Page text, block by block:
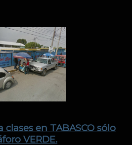
clases en TABASCO sólo
VERDE.